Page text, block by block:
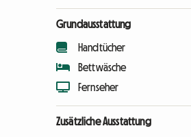
Grundausstattung
Handtücher
Bettwäsche
Fernseher
Zusätzliche Ausstattung